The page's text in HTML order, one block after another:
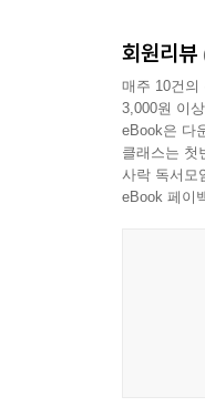
회원리뷰
매주 10건의
3,000원 이
eBook은 다
클래스는 첫
사락 독서모
eBook 페이